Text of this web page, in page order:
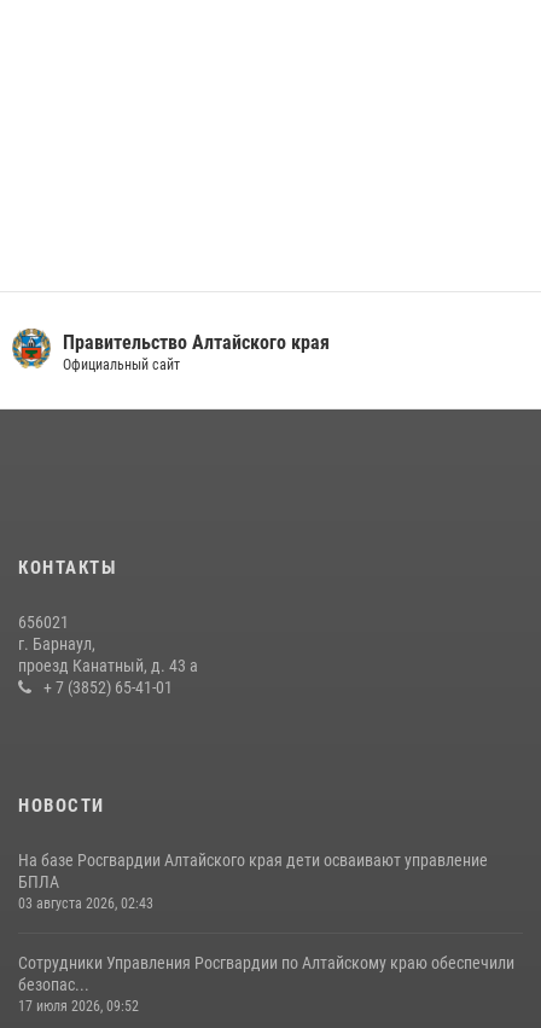
Правительство Алтайского края
Официальный сайт
КОНТАКТЫ
656021
г. Барнаул,
проезд Канатный, д. 43 а
+ 7 (3852) 65-41-01
НОВОСТИ
На базе Росгвардии Алтайского края дети осваивают управление
БПЛА
03 августа 2026, 02:43
Сотрудники Управления Росгвардии по Алтайскому краю обеспечили
безопас...
17 июля 2026, 09:52